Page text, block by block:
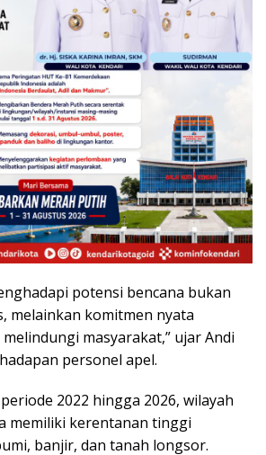
potensi bencana bukan
melainkan komitmen nyata
masyarakat,” ujar Andi
personel apel.
2022 hingga 2026, wilayah
memiliki kerentanan tinggi
banjir, dan tanah longsor.